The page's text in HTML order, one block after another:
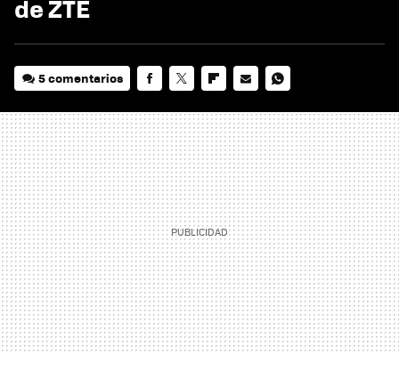
de ZTE
5 comentarios
MAIL